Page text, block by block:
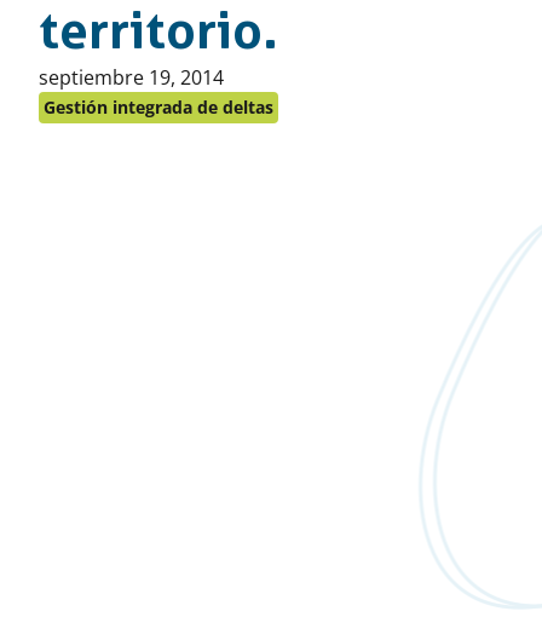
territorio.
Publicado
en:
septiembre 19, 2014
Gestión integrada de deltas